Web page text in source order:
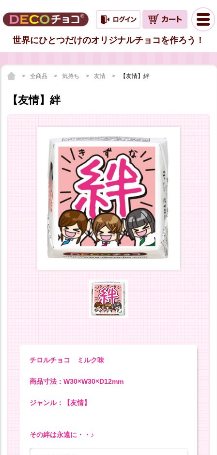
世界にひとつだけのオリジナルチョコを作ろう！
全商品 気持ち 友情 【友情】絆
【友情】絆
チロルチョコ ミルク味
商品寸法：W30×W30×D12mm
ジャンル：【友情】
その絆は永遠に・・♪